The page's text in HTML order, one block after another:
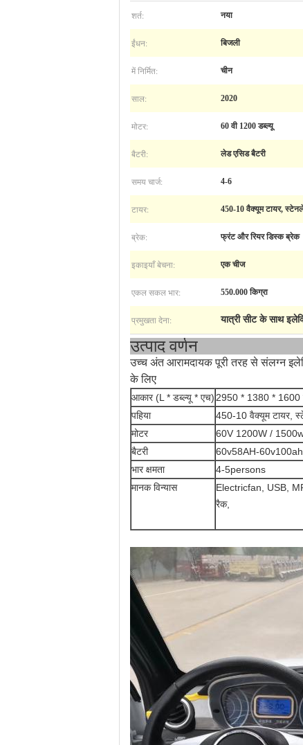
शर्त: नया
ईंधन: बिजली
में निर्मित: चीन
साल: 2020
मोटर: 60 वी 1200 डब्ल्यू
बैटरी: लेड एसिड बैटरी
समय चार्ज: 4-6
टायर: 450-10 वैक्यूम टायर,
ब्रेक: फ्रंट और रियर डिस्क ब्रेक
इकाइयाँ बेचना: एक चीज
एकल सकल भार: 550.000 किग्रा
प्रमुखता देना: यात्री सीट के साथ
उत्पाद वर्णन
उच्च अंत आरामदायक पूरी तरह से संलग्न
के लिए
आकार (L * डब्ल्यू * एच) 2950 * 1380 * 1600
पहिया
450-10 वैक्यूम टायर,
मोटर
60V 1200W /
बैटरी
60v58AH-60v100ah
भार क्षमता
4-5persons
मानक विन्यास
Electricfan, USB,
रैक,